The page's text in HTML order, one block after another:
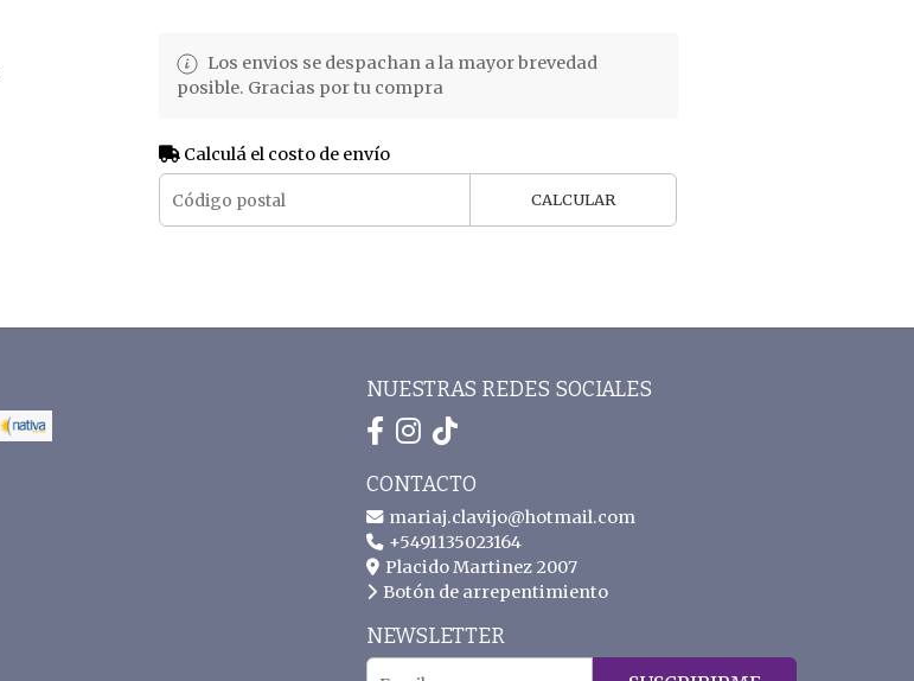
Los envios se despachan a la mayor brevedad
posible. Gracias por tu compra
Calculá el costo de envío
CALCULAR
NUESTRAS REDES SOCIALES
CONTACTO
mariaj.clavijo@hotmail.com
+5491135023164
Placido Martinez 2007
Botón de arrepentimiento
NEWSLETTER